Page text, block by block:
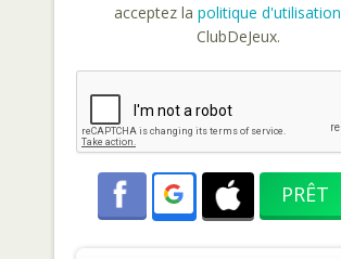
acceptez la politique d'utilisation
ClubDeJeux.